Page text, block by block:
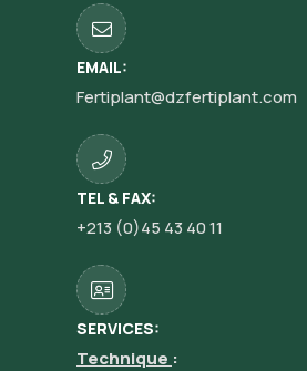
EMAIL:
Fertiplant@dzfertiplant.com
TEL & FAX:
+213 (0)45 43 40 11
SERVICES:
Technique :